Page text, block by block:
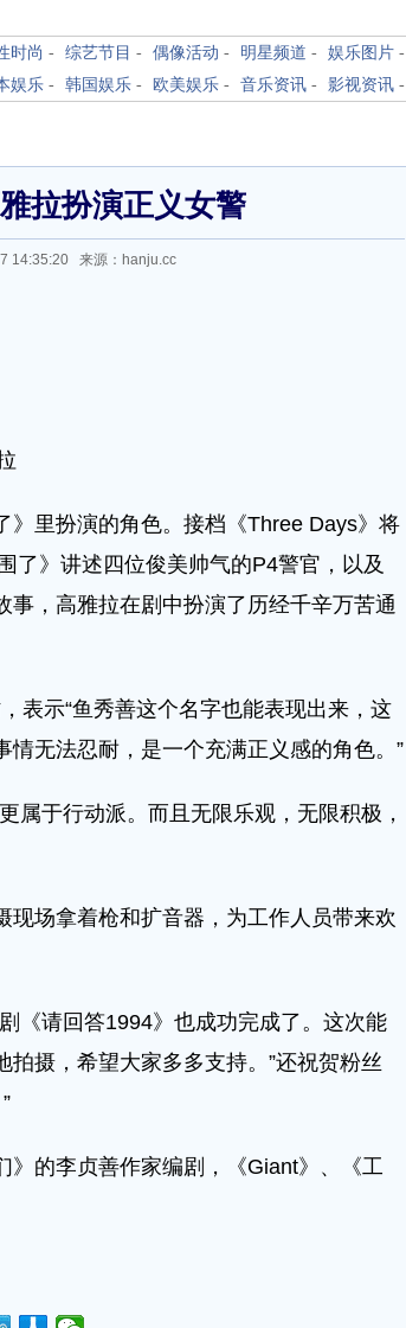
时尚 - 综艺节目 - 偶像活动 - 明星频道 - 娱乐图片 -
娱乐 - 韩国娱乐 - 欧美娱乐 - 音乐资讯 - 影视资讯 -
拉扮演正义女警
14:35:20 来源：hanju.cc
里扮演的角色。接档《Three Days》将
了》讲述四位俊美帅气的P4警官，以及
，高雅拉在剧中扮演了历经千辛万苦通
表示“鱼秀善这个名字也能表现出来，这
无法忍耐，是一个充满正义感的角色。”
属于行动派。而且无限乐观，无限积极，
场拿着枪和扩音器，为工作人员带来欢
《请回答1994》也成功完成了。这次能
摄，希望大家多多支持。”还祝贺粉丝
的李贞善作家编剧，《Giant》、《工